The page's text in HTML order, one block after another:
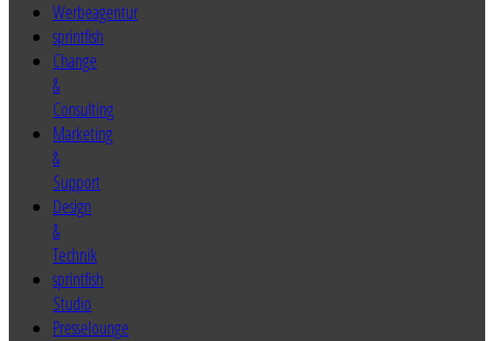
sprintfish
Change
&
Consulting
Marketing
&
Support
Design
&
Technik
sprintfish
Studio
Presselounge